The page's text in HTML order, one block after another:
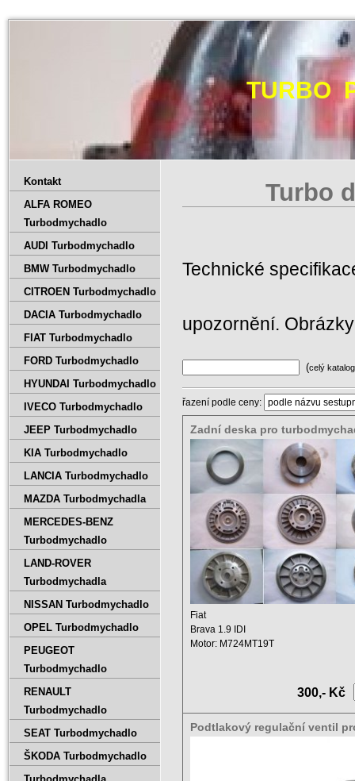
TURBO
Turbo
Technické
upozornění.
(celý katalog
řazení podle ceny:
Zadní deska pro
Brava 1,9 IDI 46750783 ,
77KW
Fiat
Brava 1.9 IDI
Motor: M724MT19T
300,- Kč
Podtlakový regulační ventil
Kontakt
ALFA ROMEO
Turbodmychadlo
AUDI Turbodmychadlo
BMW Turbodmychadlo
CITROEN Turbodmychadlo
DACIA Turbodmychadlo
FIAT Turbodmychadlo
FORD Turbodmychadlo
HYUNDAI Turbodmychadlo
IVECO Turbodmychadlo
JEEP Turbodmychadlo
KIA Turbodmychadlo
LANCIA Turbodmychadlo
MAZDA Turbodmychadla
MERCEDES-BENZ
Turbodmychadlo
LAND-ROVER
Turbodmychadla
NISSAN Turbodmychadlo
OPEL Turbodmychadlo
PEUGEOT
Turbodmychadlo
RENAULT
Turbodmychadlo
SEAT Turbodmychadlo
ŠKODA Turbodmychadlo